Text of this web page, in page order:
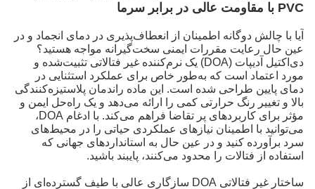
PVC با مقاومت عالی در برابر سرما
آیا با چالش دوگانه اطمینان از انعطاف‌پذیری در دمای انجماد و در
عین حال رعایت مقررات ایمنی سخت‌گیرانه مواجه هستید؟
دی‌اکتیل آدیپات (DOA) یک نرم‌کننده غیر فتالاتی تثبیت‌شده و
مورد اعتماد است که به‌طور خاص برای عملکرد استثنایی در
دمای پایین طراحی شده است. این ماده راندمان پلاستیزه‌کنندگی
بالا و تغییر رنگ حرارتی کمی را ارائه می‌دهد و یک راه‌حل ایمن و
مؤثر برای کاربردهای پر تقاضا فراهم می‌کند. با ادغام DOA،
می‌توانید با اطمینان نیازهای عملکردی حیاتی را در محیط‌های
سرد برآورده کنید و در عین حال به استانداردهای جهانی که
استفاده از فتالات را محدود می‌کنند، پایبند باشید.
ساختار غیر فتالاتی DOA سازگاری عالی با طیف گسترده‌ای از